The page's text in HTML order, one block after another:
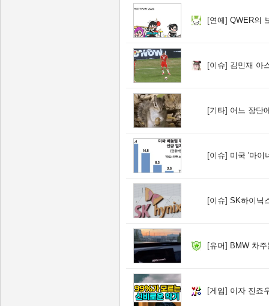
[연예] QWER의
[이슈] 김민재 아
[기타] 어느 장단
[이슈] 미국 '마이너
[이슈] SK하이닉스, 주
[유머] BMW 차
[게임] 이자 진죠